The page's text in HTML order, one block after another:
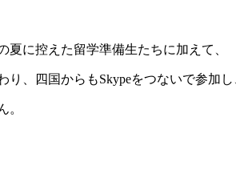
に控えた留学準備生たちに加えて、
、四国からもSkypeをつないで参加し
。